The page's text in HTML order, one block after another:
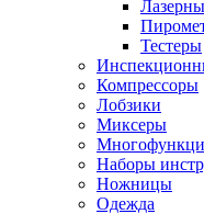
Тестеры
Компрессоры
Лобзики
Миксеры
Наборы
Ножницы
Одежда